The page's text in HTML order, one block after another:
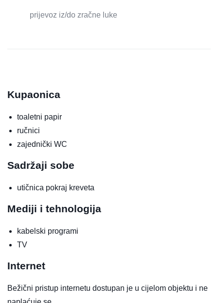
prijevoz iz/do zračne luke
Kupaonica
toaletni papir
ručnici
zajednički WC
Sadržaji sobe
utičnica pokraj kreveta
Mediji i tehnologija
kabelski programi
TV
Internet
Bežični pristup internetu dostupan je u cijelom objektu i ne